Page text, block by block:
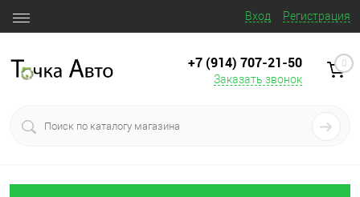
Вход Регистрация
+7 (914) 707‒21‒50
Заказать звонок
0